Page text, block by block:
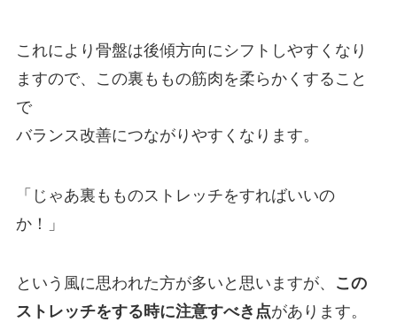
これにより骨盤は後傾方向にシフトしやすくなり
ますので、この裏ももの筋肉を柔らかくすること
で
バランス改善につながりやすくなります。
「じゃあ裏もものストレッチをすればいいの
か！」
という風に思われた方が多いと思いますが、
この
ストレッチをする時に注意すべき点があります。